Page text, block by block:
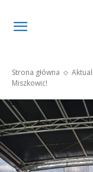
Strona główna
Miszkowic!